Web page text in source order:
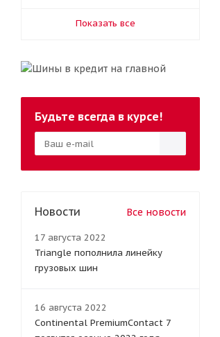
Показать все
Будьте всегда в курсе!
Новости Все новости
17 августа 2022
Triangle пополнила линейку
грузовых шин
16 августа 2022
Continental PremiumContact 7